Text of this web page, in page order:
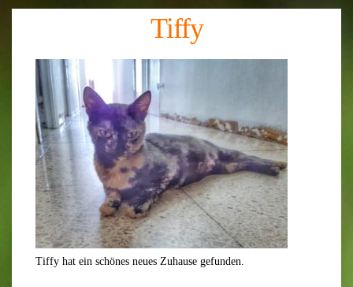
Tiffy
Tiffy hat ein schönes neues Zuhause gefunden.